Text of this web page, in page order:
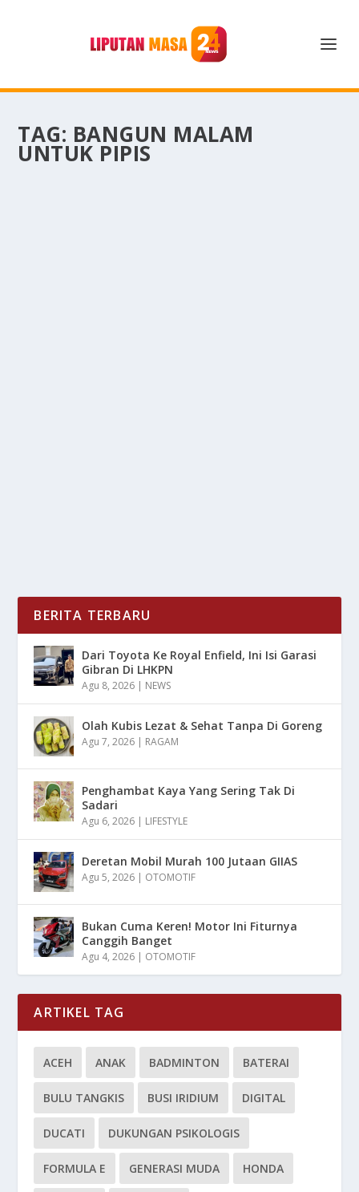
TAG: BANGUN MALAM
UNTUK PIPIS
BERITA TERBARU
Dari Toyota Ke Royal Enfield, Ini Isi Garasi
Gibran Di LHKPN
Agu 8, 2026 | NEWS
Olah Kubis Lezat & Sehat Tanpa Di Goreng
Agu 7, 2026 | RAGAM
Penghambat Kaya Yang Sering Tak Di
Sadari
Agu 6, 2026 | LIFESTYLE
Deretan Mobil Murah 100 Jutaan GIIAS
Agu 5, 2026 | OTOMOTIF
Bukan Cuma Keren! Motor Ini Fiturnya
Canggih Banget
Agu 4, 2026 | OTOMOTIF
ARTIKEL TAG
ACEH ANAK BADMINTON BATERAI
BULU TANGKIS BUSI IRIDIUM DIGITAL
DUCATI DUKUNGAN PSIKOLOGIS
FORMULA E GENERASI MUDA HONDA